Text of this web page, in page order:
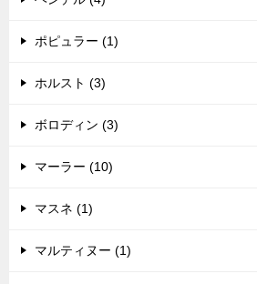
ポピュラー (1)
ホルスト (3)
ボロディン (3)
マーラー (10)
マスネ (1)
マルティヌー (1)